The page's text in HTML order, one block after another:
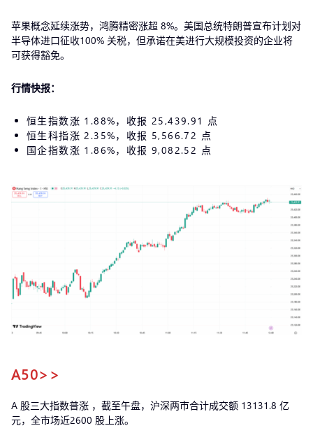
苹果概念延续涨势，鸿腾精密涨超 8%。美国总统特朗普宣布计划对
半导体进口征收100% 关税，但承诺在美进行大规模投资的企业将
可获得豁免。
行情快报：
恒生指数涨 1.88%，收报 25,439.91 点
恒生科指涨 2.35%，收报 5,566.72 点
国企指数涨 1.86%，收报 9,082.52 点
A50>>
A 股三大指数普涨 ，截至午盘，沪深两市合计成交额 13131.8 亿
元，全市场近2600 股上涨。